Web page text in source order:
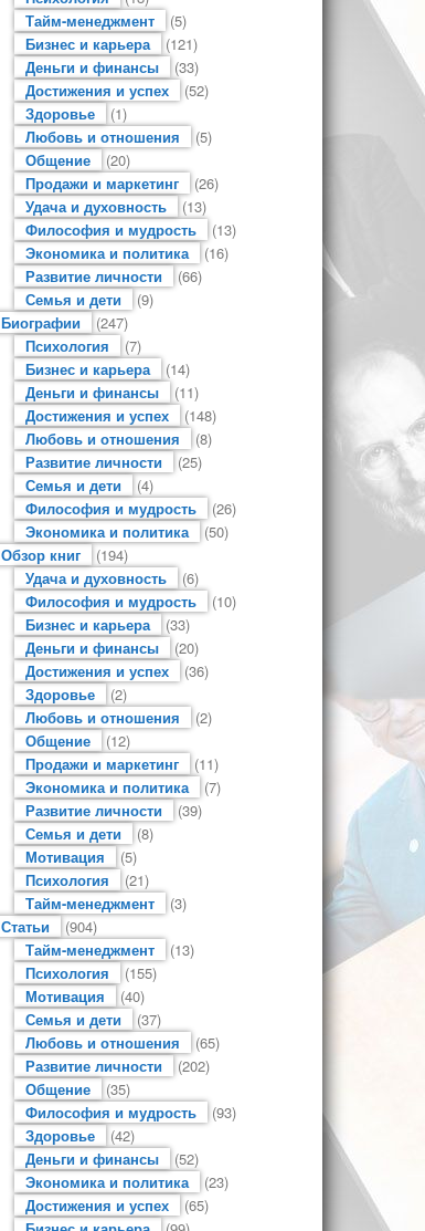
Тайм-менеджмент
(5)
Бизнес и карьера
(121)
Деньги и финансы
(33)
Достижения и успех
(52)
Здоровье
(1)
Любовь и отношения
(5)
Общение
(20)
Продажи и маркетинг
(26)
Удача и духовность
(13)
Философия и мудрость
(13)
Экономика и политика
(16)
Развитие личности
(66)
Семья и дети
(9)
Биографии
(247)
Психология
(7)
Бизнес и карьера
(14)
Деньги и финансы
(11)
Достижения и успех
(148)
Любовь и отношения
(8)
Развитие личности
(25)
Семья и дети
(4)
Философия и мудрость
(26)
Экономика и политика
(50)
Обзор книг
(194)
Удача и духовность
(6)
Философия и мудрость
(10)
Бизнес и карьера
(33)
Деньги и финансы
(20)
Достижения и успех
(36)
Здоровье
(2)
Любовь и отношения
(2)
Общение
(12)
Продажи и маркетинг
(11)
Экономика и политика
(7)
Развитие личности
(39)
Семья и дети
(8)
Мотивация
(5)
Психология
(21)
Тайм-менеджмент
(3)
Статьи
(904)
Тайм-менеджмент
(13)
Психология
(155)
Мотивация
(40)
Семья и дети
(37)
Любовь и отношения
(65)
Развитие личности
(202)
Общение
(35)
Философия и мудрость
(93)
Здоровье
(42)
Деньги и финансы
(52)
Экономика и политика
(23)
Достижения и успех
(65)